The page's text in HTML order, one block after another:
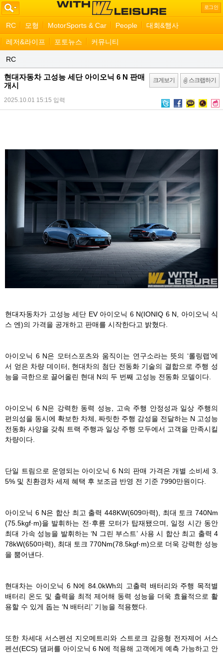
로그인
RC 모형 MotorSports & Car People 대회&행사
레저&라이프 포토뉴스 커뮤니티
RC
현대자동차 고성능 세단 아이오닉 6 N 판매
개시
2025.10.01 15:15 입력
크게보기 스크랩하기
현대자동차가 고성능 세단 EV 아이오닉 6 N(IONIQ 6 N, 아이오닉 식
스 엔)의 가격을 공개하고 판매를 시작한다고 밝혔다.
아이오닉 6 N은 모터스포츠와 움직이는 연구소라는 뜻의 ‘롤링랩’에
서 얻은 차량 데이터, 현대차의 첨단 전동화 기술의 결합으로 주행 성
능을 극한으로 끌어올린 현대 N의 두 번째 고성능 전동화 모델이다.
아이오닉 6 N은 강력한 동력 성능, 고속 주행 안정성과 일상 주행의
편의성을 동시에 확보한 차체, 짜릿한 주행 감성을 전달하는 N 고성능
전동화 사양을 갖춰 트랙 주행과 일상 주행 모두에서 고객을 만족시킬
차량이다.
단일 트림으로 운영되는 아이오닉 6 N의 판매 가격은 개별 소비세 3.
5% 및 친환경차 세제 혜택 후 보조금 반영 전 기준 7990만원이다.
아이오닉 6 N은 합산 최고 출력 448KW(609마력), 최대 토크 740Nm
(75.5kgf·m)을 발휘하는 전·후륜 모터가 탑재됐으며, 일정 시간 동안
최대 가속 성능을 발휘하는 ‘N 그린 부스트’ 사용 시 합산 최고 출력 4
78kW(650마력), 최대 토크 770Nm(78.5kgf·m)으로 더욱 강력한 성능
을 뿜어낸다.
현대차는 아이오닉 6 N에 84.0kWh의 고출력 배터리와 주행 목적별
배터리 온도 및 출력을 최적 제어해 동력 성능을 더욱 효율적으로 활
용할 수 있게 돕는 ‘N 배터리’ 기능을 적용했다.
또한 차세대 서스펜션 지오메트리와 스트로크 감응형 전자제어 서스
펜션(ECS) 댐퍼를 아이오닉 6 N에 적용해 고객에게 예측 가능하고 안